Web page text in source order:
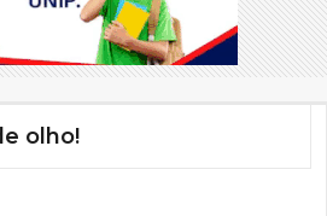
olho!